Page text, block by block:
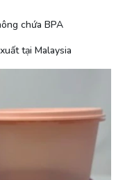
chứa BPA
tại Malaysia